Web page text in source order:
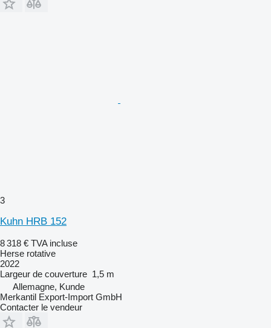
3
Kuhn HRB 152
8 318 € TVA incluse
Herse rotative
2022
Largeur de couverture 1,5 m
Allemagne, Kunde
Merkantil Export-Import GmbH
Contacter le vendeur